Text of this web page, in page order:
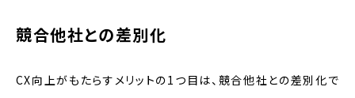
競合他社との差別化
CX向上がもたらすメリットの1つ目は、競合他社との差別化で